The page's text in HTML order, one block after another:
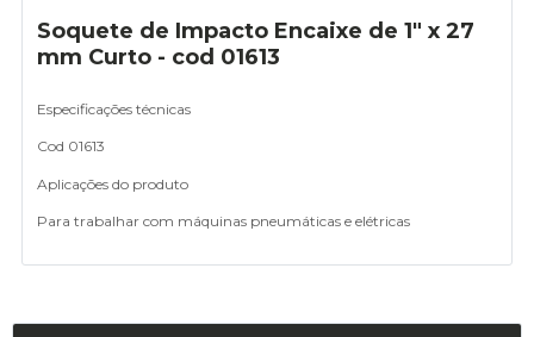
Soquete de Impacto Encaixe de 1" x 27
mm Curto - cod 01613
Especificações técnicas
Cod 01613
Aplicações do produto
Para trabalhar com máquinas pneumáticas e elétricas